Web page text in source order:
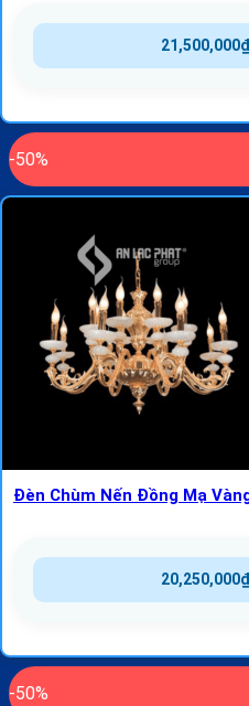
21,500,000₫
-50%
Đèn Chùm Nến Đồng Mạ
20,250,000₫
-50%